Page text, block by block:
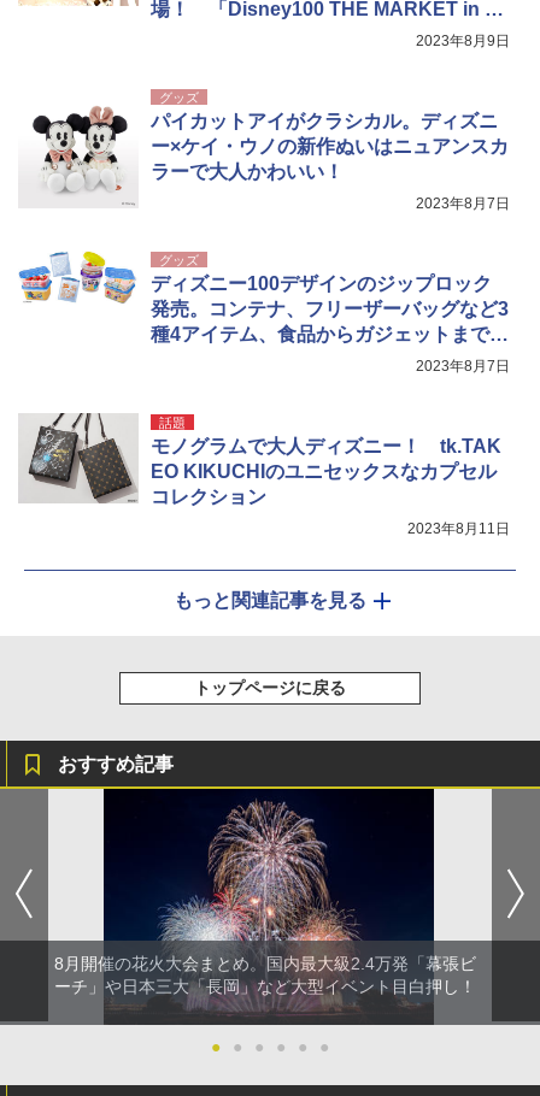
場！ 「Disney100 THE MARKET in 日
2023年8月9日
グッズ
パイカットアイがクラシカル。ディズニ
ー×ケイ・ウノの新作ぬいはニュアンスカ
ラーで大人かわいい！
2023年8月7日
グッズ
ディズニー100デザインのジップロック
発売。コンテナ、フリーザーバッグなど3
種4アイテム、食品からガジェットまでお
2023年8月7日
話題
モノグラムで大人ディズニー！ tk.TAK
EO KIKUCHIのユニセックスなカプセル
コレクション
2023年8月11日
もっと関連記事を見る
トップページに戻る
おすすめ記事
8月開催の花火大会まとめ。国内最大級2.4万発「幕張ビ
ーチ」や日本三大「長岡」など大型イベント目白押し！
● ● ● ● ● ●